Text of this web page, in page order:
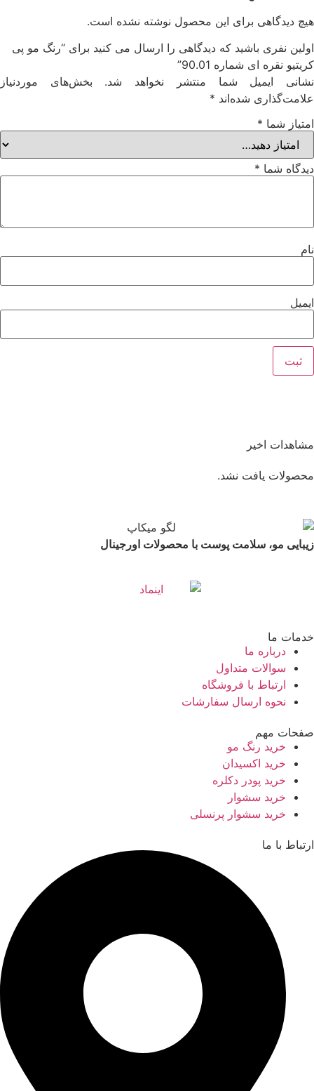
هیچ دیدگاهی برای این محصول نوشته نشده است.
اولین نفری باشید که دیدگاهی را ارسال می کنید برای “رنگ مو پی
کریتیو نقره ای شماره 90.01”
نشانی ایمیل شما منتشر نخواهد شد.
بخش‌های موردنیاز
علامت‌گذاری شده‌اند *
امتیاز شما *
دیدگاه شما *
نام
ایمیل
مشاهدات اخیر
محصولات یافت نشد.
زیبایی مو، سلامت پوست با محصولات اورجینال
خدمات ما
درباره ما
سوالات متداول
ارتباط با فروشگاه
نحوه ارسال سفارشات
صفحات مهم
خرید رنگ مو
خرید اکسیدان
خرید پودر دکلره
خرید سشوار
خرید سشوار پرنسلی
ارتباط با ما